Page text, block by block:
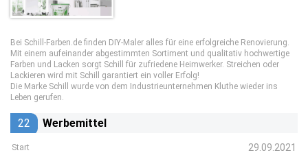
Bei Schill-Farben.de finden DIY-Maler alles für eine erfolgreiche Renovierung.
Mit einem aufeinander abgestimmten Sortiment und qualitativ hochwertige
Farben und Lacken sorgt Schill für zufriedene Heimwerker. Streichen oder
Lackieren wird mit Schill garantiert ein voller Erfolg!
Die Marke Schill wurde von dem Industrieunternehmen Kluthe wieder ins
Leben gerufen.
22 Werbemittel
Start 29.09.2021